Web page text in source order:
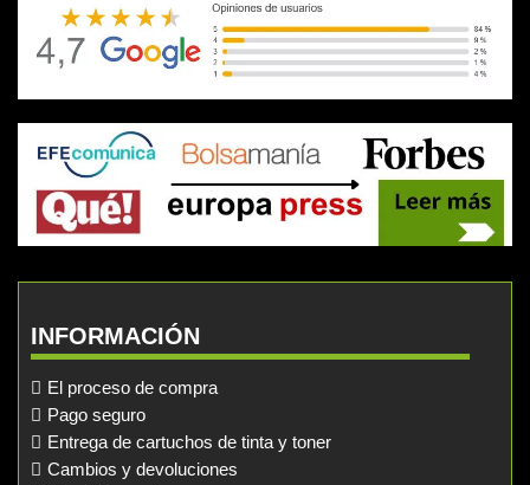
INFORMACIÓN
El proceso de compra
Pago seguro
Entrega de cartuchos de tinta y toner
Cambios y devoluciones